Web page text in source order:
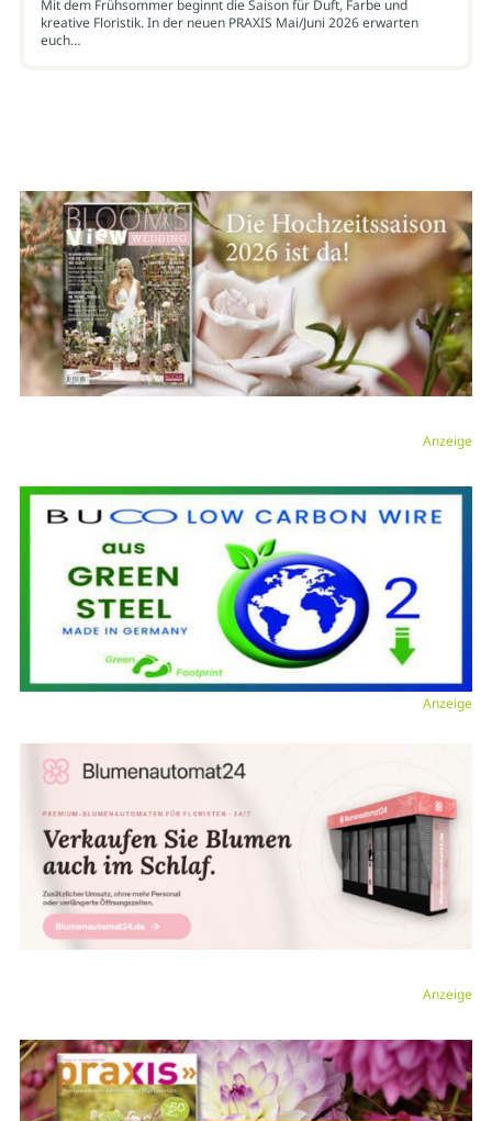
Mit dem Frühsommer beginnt die Saison für Duft, Farbe und
kreative Floristik. In der neuen PRAXIS Mai/Juni 2026 erwarten
euch…
Anzeige
Anzeige
Anzeige